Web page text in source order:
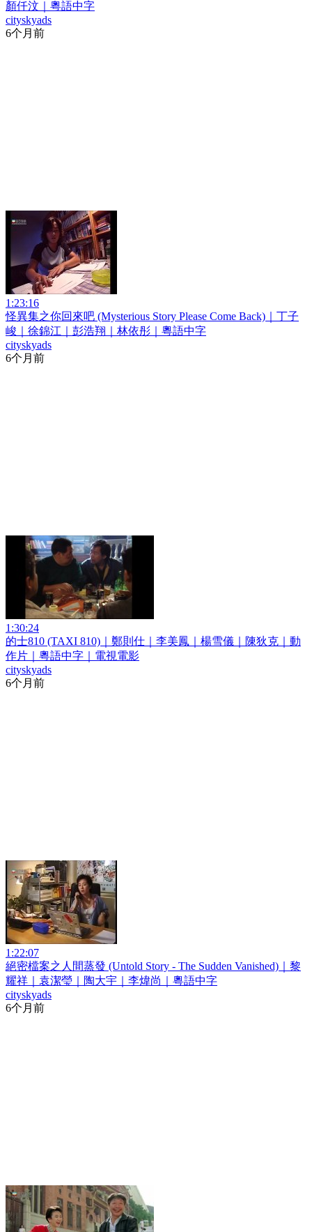
顏仟汶｜粵語中字
cityskyads
6个月前
1:23:16
怪異集之你回來吧 (Mysterious Story Please Come Back)｜丁子
峻｜徐錦江｜彭浩翔｜林依彤｜粵語中字
cityskyads
6个月前
1:30:24
的士810 (TAXI 810)｜鄭則仕｜李美鳳｜楊雪儀｜陳狄克｜動
作片｜粵語中字｜電視電影
cityskyads
6个月前
1:22:07
絕密檔案之人間蒸發 (Untold Story - The Sudden Vanished)｜黎
耀祥｜袁潔瑩｜陶大宇｜李煒尚｜粵語中字
cityskyads
6个月前